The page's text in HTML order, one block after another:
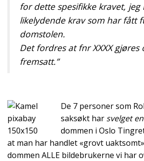
for dette spesifikke kravet, jeg
likelydende krav som har fått
domstolen.
Det fordres at fnr XXXX gjøres
fremsatt.”
De 7 personer som
saksøkt har svelget
dommen i Oslo
at man har handlet «grovt
dommen ALLE bildebrukerne vi har